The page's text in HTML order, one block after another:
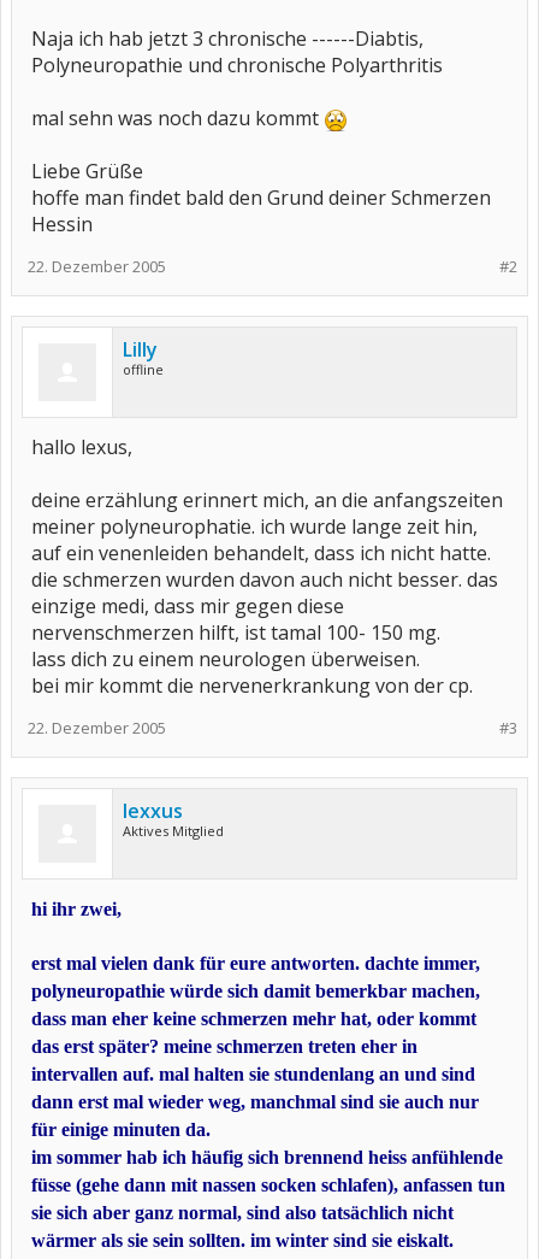
Naja ich hab jetzt 3 chronische ------Diabtis,
Polyneuropathie und chronische Polyarthritis
mal sehn was noch dazu kommt
Liebe Grüße
hoffe man findet bald den Grund deiner Schmerzen
Hessin
#2
22. Dezember 2005
Lilly
offline
hallo lexus,
deine erzählung erinnert mich, an die anfangszeiten
meiner polyneurophatie. ich wurde lange zeit hin,
auf ein venenleiden behandelt, dass ich nicht hatte.
die schmerzen wurden davon auch nicht besser. das
einzige medi, dass mir gegen diese
nervenschmerzen hilft, ist tamal 100- 150 mg.
lass dich zu einem neurologen überweisen.
bei mir kommt die nervenerkrankung von der cp.
#3
22. Dezember 2005
lexxus
Aktives Mitglied
hi ihr zwei,
erst mal vielen dank für eure antworten. dachte immer,
polyneuropathie würde sich damit bemerkbar machen,
dass man eher keine schmerzen mehr hat, oder kommt
das erst später? meine schmerzen treten eher in
intervallen auf. mal halten sie stundenlang an und sind
dann erst mal wieder weg, manchmal sind sie auch nur
für einige minuten da.
im sommer hab ich häufig sich brennend heiss anfühlende
füsse (gehe dann mit nassen socken schlafen), anfassen tun
sie sich aber ganz normal, sind also tatsächlich nicht
wärmer als sie sein sollten. im winter sind sie eiskalt.